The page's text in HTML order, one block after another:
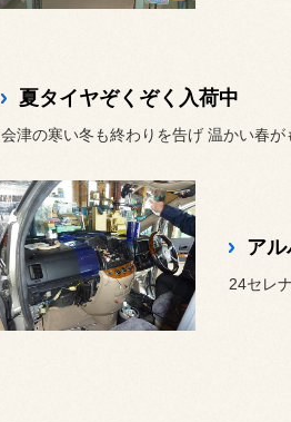
夏タイヤぞくぞく入荷中
会津の寒い冬も終わりを告げ 温かい春
ア
24セレ